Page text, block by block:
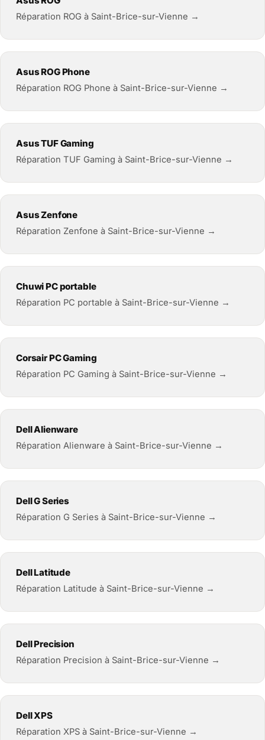
Réparation ROG à Saint-Brice-sur-Vienne →
Asus ROG Phone
Réparation ROG Phone à Saint-Brice-sur-Vienne →
Asus TUF Gaming
Réparation TUF Gaming à Saint-Brice-sur-Vienne →
Asus Zenfone
Réparation Zenfone à Saint-Brice-sur-Vienne →
Chuwi PC portable
Réparation PC portable à Saint-Brice-sur-Vienne →
Corsair PC Gaming
Réparation PC Gaming à Saint-Brice-sur-Vienne →
Dell Alienware
Réparation Alienware à Saint-Brice-sur-Vienne →
Dell G Series
Réparation G Series à Saint-Brice-sur-Vienne →
Dell Latitude
Réparation Latitude à Saint-Brice-sur-Vienne →
Dell Precision
Réparation Precision à Saint-Brice-sur-Vienne →
Dell XPS
Réparation XPS à Saint-Brice-sur-Vienne →